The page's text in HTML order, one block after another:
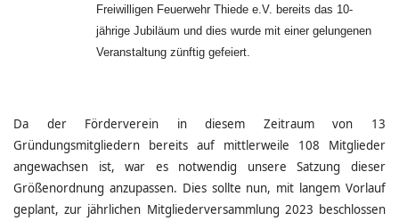
Freiwilligen Feuerwehr Thiede e.V. bereits das 10-
jährige Jubiläum und dies wurde mit einer gelungenen
Veranstaltung zünftig gefeiert.
Da der Förderverein in diesem Zeitraum von 13
Gründungsmitgliedern bereits auf mittlerweile 108 Mitglieder
angewachsen ist, war es notwendig unsere Satzung dieser
Größenordnung anzupassen. Dies sollte nun, mit langem Vorlauf
geplant, zur jährlichen Mitgliederversammlung 2023 beschlossen